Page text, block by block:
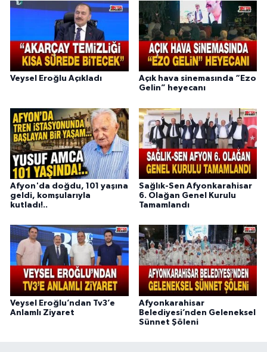
Veysel Eroğlu Açıkladı
Açık hava sinemasında “Ezo
Gelin” heyecanı
Afyon'da doğdu, 101 yaşına
geldi, komşularıyla
kutladı!..
Sağlık-Sen Afyonkarahisar
6. Olağan Genel Kurulu
Tamamlandı
Veysel Eroğlu’ndan Tv3’e
Anlamlı Ziyaret
Afyonkarahisar
Belediyesi’nden Geleneksel
Sünnet Şöleni